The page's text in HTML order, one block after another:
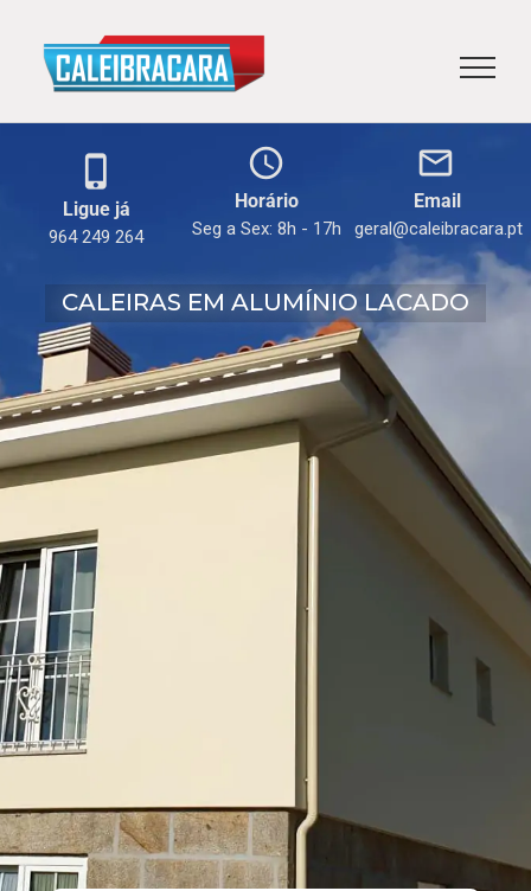
content
phone_iphone
Ligue já
964 249 264
schedule
Horário
Seg a Sex: 8h - 17h
mail_outline
Email
geral@caleibracara.pt
CALEIRAS EM ALUMÍNIO LACADO